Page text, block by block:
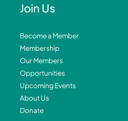
Join Us
Become a Member
Membership
Our Members
Opportunities
Upcoming Events
About Us
Donate